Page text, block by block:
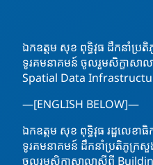
ឯកឧត្តម សុខ ពុទ្ធិវុធ ដឹកនាំ
ទូរគមនាគមន៍ ចូលរួមសិក្ខាសា
Spatial Data
—[ENGLISH BELOW]—
ឯកឧត្តម សុខ ពុទ្ធិវុធ រដ្ឋលេខ
ទូរគមនាគមន៍ ដឹកនាំប្រតិភូក្
ចូលរួមសិក្ខាសាលាស្តីពី